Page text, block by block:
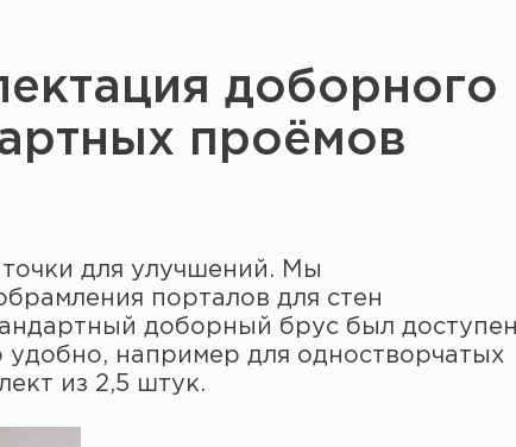
доборного
проёмов
для улучшений. Мы
порталов для стен
доборный брус был
удобно, например для одностворчатых
из 2,5 штук.